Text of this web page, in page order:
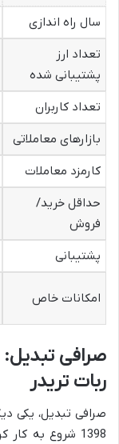
سال راه اندازی
تعداد ارز
پشتیبانی شده
تعداد کاربران
بازارهای معاملاتی
کارمزد معاملات
حداقل خرید/
فروش
پشتیبانی
امکانات خاص
صرافی تبدیل:
ربات تریدر
صرافی تبدیل، یکی
1398 شروع به